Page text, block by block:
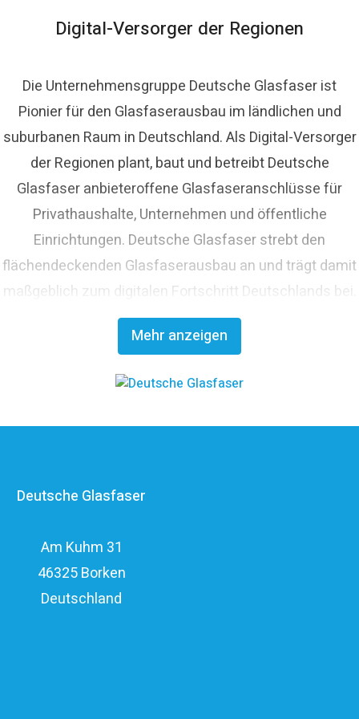
Digital-Versorger der Regionen
Mehr anzeigen
Die Unternehmensgruppe Deutsche Glasfaser ist
Pionier für den Glasfaserausbau im ländlichen und
suburbanen Raum in Deutschland. Als Digital-Versorger
der Regionen plant, baut und betreibt Deutsche
Glasfaser anbieteroffene Glasfaseranschlüsse für
Privathaushalte, Unternehmen und öffentliche
Einrichtungen. Deutsche Glasfaser strebt den
flächendeckenden Glasfaserausbau an und trägt damit
maßgeblich zum digitalen Fortschritt Deutschlands bei.
Mit innovativen Planungs- und Bauverfahren ist
Deutsche Glasfaser Spezialist für einen schnellen und
kosteneffizienten FTTH-Ausbau. Die
Unternehmensgruppe zählt zu den finanzstärksten
elf Milliarden Euro.
Deutsche Glasfaser
Am Kuhm 31
46325 Borken
Deutschland